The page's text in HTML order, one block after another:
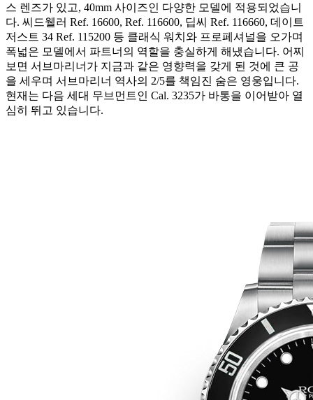
스 렌즈가 있고, 40mm 사이즈인 다양한 모델에 적용되었습니
다. 씨드웰러 Ref. 16600, Ref. 116600, 딥씨 Ref. 116660, 데이트
저스트 34 Ref. 115200 등 클래식 워치와 프로페셔널을 오가며
폭넓은 모델에서 파트너의 역할을 충실하게 해냈습니다. 어찌
보면 서브마리너가 지금과 같은 영향력을 갖게 된 것에 큰 공
을 세우며 서브마리너 역사의 2/5를 책임진 숨은 영웅입니다.
현재는 다음 세대 무브먼트인 Cal. 3235가 바통을 이어받아 열
심히 뛰고 있습니다.